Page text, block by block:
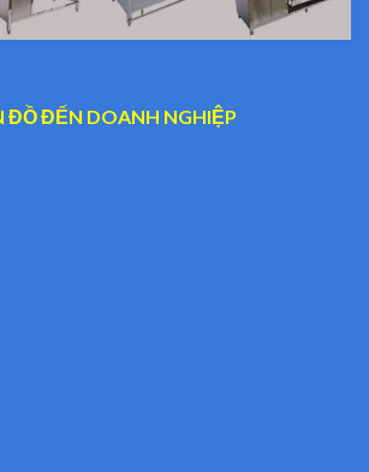
ĐỒ ĐẾN DOANH NGHIỆP